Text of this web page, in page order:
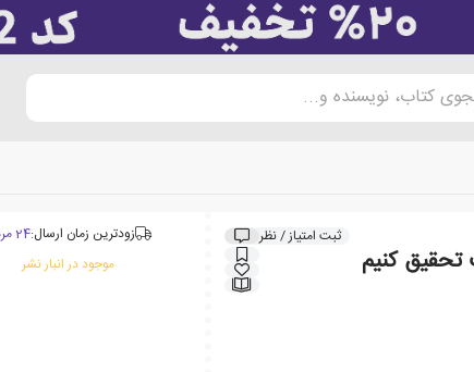
کتاب، نویسنده و...
ثبت امتیاز / نظر
تحقیق کنیم
زودترین زمان ارسال:24 مرداد
موجود در انبار نشر